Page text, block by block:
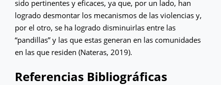
sido pertinentes y eficaces, ya que, por un lado, han
logrado desmontar los mecanismos de las violencias y,
por el otro, se ha logrado disminuirlas entre las
“pandillas” y las que estas generan en las comunidades
en las que residen (Nateras, 2019).
Referencias Bibliográficas